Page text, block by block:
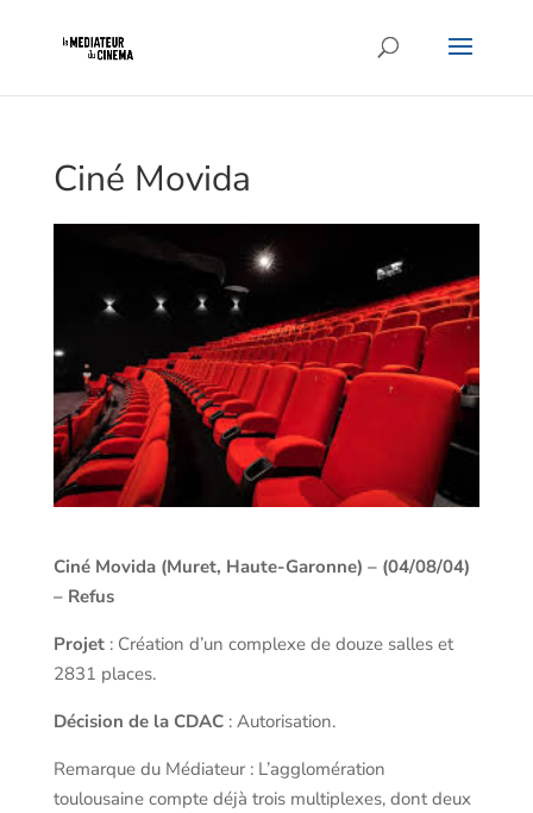
Ciné Movida
Ciné Movida (Muret, Haute-Garonne) – (04/08/04)
– Refus
Projet: Création d’un complexe de douze salles et
2831 places.
Décision de la CDAC: Autorisation.
Remarque du Médiateur : L’agglomération
toulousaine compte déjà trois multiplexes, dont deux